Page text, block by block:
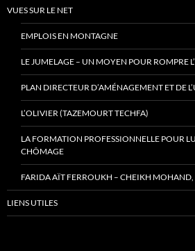
VUES SUR LE NET
EMPLOIS EN MONTAGNE
LE JUMELAGE – UN MOYEN POUR ROMPRE
PLAN DIRECTEUR D’AMÉNAGEMENT ET DE
L’OLIVIER (TAZEMOURT TECHFA)
LA FORMATION PROFESSIONNELLE POUR
CHÔMAGE
FARIDA AÏT FERROUKH – CHEIKH MOHAND,
LIENS UTILES